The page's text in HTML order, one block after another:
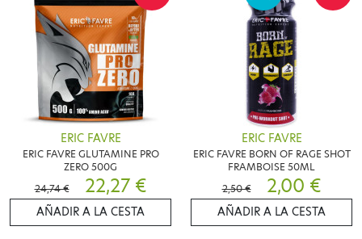
ERIC FAVRE
ERIC FAVRE GLUTAMINE PRO
ZERO 500G
24,74 €
22,27 €
AÑADIR A LA CESTA
ERIC FAVRE
ERIC FAVRE BORN OF RAGE SHOT
FRAMBOISE 50ML
2,50 €
2,00 €
AÑADIR A LA CESTA